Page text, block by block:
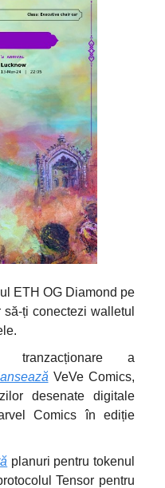
ETH OG Diamond pe
ți conectezi walletul
a
VeVe Comics,
desenate digitale
Comics în ediție
planuri pentru tokenul
Tensor pentru